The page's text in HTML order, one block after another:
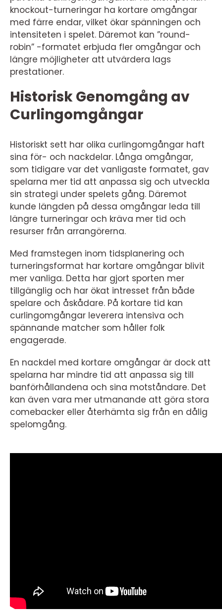
knockout-turneringar ha kortare omgångar
med färre endar, vilket ökar spänningen och
intensiteten i spelet. Däremot kan ”round-
robin” -formatet erbjuda fler omgångar och
längre möjligheter att utvärdera lags
prestationer.
Historisk Genomgång av
Curlingomgångar
Historiskt sett har olika curlingomgångar haft
sina för- och nackdelar. Långa omgångar,
som tidigare var det vanligaste formatet, gav
spelarna mer tid att anpassa sig och utveckla
sin strategi under spelets gång. Däremot
kunde längden på dessa omgångar leda till
längre turneringar och kräva mer tid och
resurser från arrangörerna.
Med framstegen inom tidsplanering och
turneringsformat har kortare omgångar blivit
mer vanliga. Detta har gjort sporten mer
tillgänglig och har ökat intresset från både
spelare och åskådare. På kortare tid kan
curlingomgångar leverera intensiva och
spännande matcher som håller folk
engagerade.
En nackdel med kortare omgångar är dock att
spelarna har mindre tid att anpassa sig till
banförhållandena och sina motståndare. Det
kan även vara mer utmanande att göra stora
comebacker eller återhämta sig från en dålig
spelomgång.